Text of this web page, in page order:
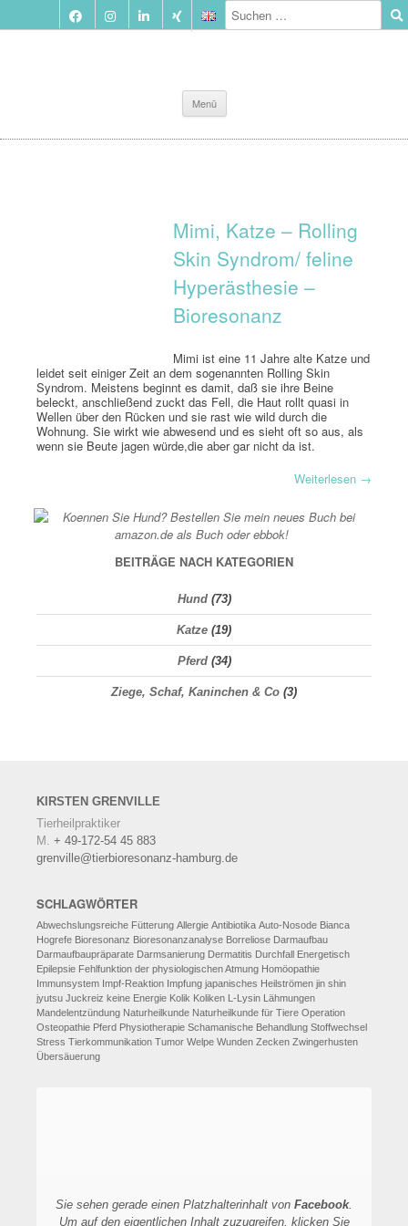
Menü
Inhalt
springen
Mimi, Katze – Rolling
Skin Syndrom/ feline
Hyperästhesie –
Bioresonanz
Mimi ist eine 11 Jahre alte Katze und
leidet seit einiger Zeit an dem sogenannten Rolling Skin
Syndrom. Meistens beginnt es damit, daß sie ihre Beine
beleckt, anschließend zuckt das Fell, die Haut rollt quasi in
Wellen über den Rücken und sie rast wie wild durch die
Wohnung. Sie wirkt wie abwesend und es sieht oft so aus, als
wenn sie Beute jagen würde,die aber gar nicht da ist.
Weiterlesen →
BEITRÄGE NACH KATEGORIEN
Hund(73)
Katze (19)
Pferd(34)
Ziege, Schaf, Kaninchen & Co (3)
KIRSTEN GRENVILLE
Tierheilpraktiker
M. + 49-172-54 45 883
grenville@tierbioresonanz-hamburg.de
SCHLAGWÖRTER
Abwechslungsreiche Fütterung Allergie Antibiotika Auto-Nosode Bianca
Hogrefe Bioresonanz Bioresonanzanalyse Borreliose Darmaufbau
Darmaufbaupräparate Darmsanierung Dermatitis Durchfall Energetisch
Epilepsie Fehlfunktion der physiologischen Atmung Homöopathie
Immunsystem Impf-Reaktion Impfung japanisches Heilströmen jin shin
jyutsu Juckreiz keine Energie Kolik Koliken L-Lysin Lähmungen
Mandelentzündung Naturheilkunde Naturheilkunde für Tiere Operation
Osteopathie Pferd Physiotherapie Schamanische Behandlung Stoffwechsel
Stress Tierkommunikation Tumor Welpe Wunden Zecken Zwingerhusten
Übersäuerung
Sie sehen gerade einen Platzhalterinhalt von Facebook.
Um auf den eigentlichen Inhalt zuzugreifen, klicken Sie